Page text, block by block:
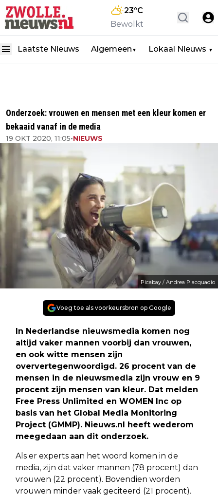
23°C
Bewolkt
Laatste Nieuws Algemeen ▼ Lokaal Nieuws ▼
Onderzoek: vrouwen en mensen met een kleur komen er
bekaaid vanaf in de media
19 OKT 2020, 11:05•NIEUWS
Picabay / Andrea Piacquadio
Voeg toe als voorkeursbron op Google
In Nederlandse nieuwsmedia komen nog
altijd vaker mannen voorbij dan vrouwen,
en ook witte mensen zijn
oververtegenwoordigd. 26 procent van de
mensen in de nieuwsmedia zijn vrouw en 9
procent zijn mensen van kleur. Dat melden
Free Press Unlimited en WOMEN Inc op
basis van het Global Media Monitoring
Project (GMMP). Nieuws.nl heeft wederom
meegedaan aan dit onderzoek.
Als er experts aan het woord komen in de
media, zijn dat vaker mannen (78 procent) dan
vrouwen (22 procent). Bovendien worden
vrouwen minder vaak geciteerd (21 procent).